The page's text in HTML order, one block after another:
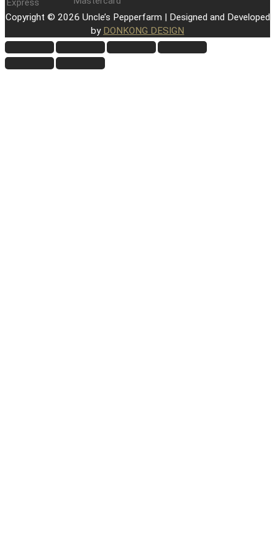
Copyright © 2026 Uncle’s Pepperfarm | Designed and Developed
by DONKONG DESIGN